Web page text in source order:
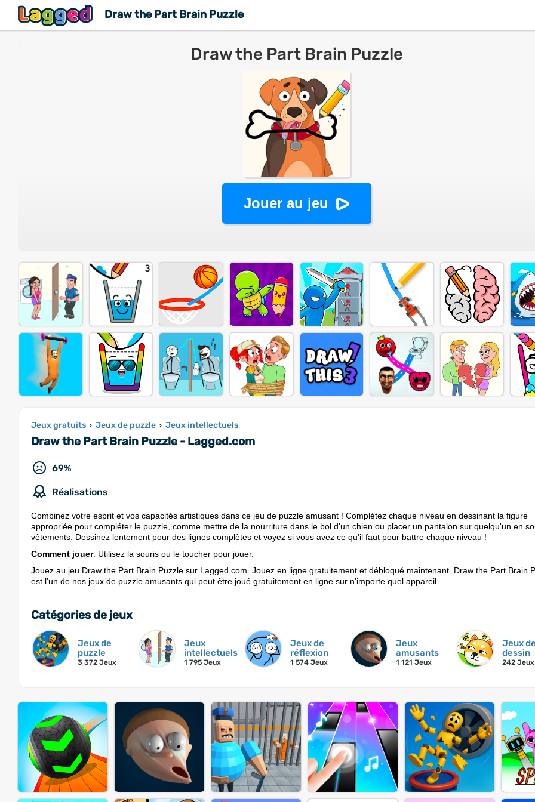
Draw the Part Brain Puzzle
Draw the Part Brain Puzzle
Jouer au jeu
Jeux gratuits › Jeux de puzzle › Jeux intellectuels
Draw the Part Brain Puzzle - Lagged.com
69%
Réalisations
Combinez votre esprit et vos capacités artistiques dans ce jeu de puzzle amusant ! Complétez chaque niveau en dessinant la figure
appropriée pour compléter le puzzle, comme mettre de la nourriture dans le bol d'un chien ou placer un pantalon sur quelqu'un en
vêtements. Dessinez lentement pour des lignes complètes et voyez si vous avez ce qu'il faut pour battre chaque niveau !
Comment jouer: Utilisez la souris ou le toucher pour jouer.
Jouez au jeu Draw the Part Brain Puzzle sur Lagged.com. Jouez en ligne gratuitement et débloqué maintenant. Draw the Part Brain
est l'un de nos jeux de puzzle amusants qui peut être joué gratuitement en ligne sur n'importe quel appareil.
Catégories de jeux
Jeux de
puzzle
3 372 Jeux
Jeux
intellectuels
1 795 Jeux
Jeux de
réflexion
1 574 Jeux
Jeux
amusants
1 121 Jeux
Jeux
dessin
242 Jeux